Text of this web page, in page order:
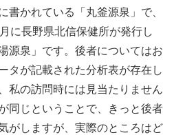
書かれている「丸釜源泉」で、
に長野県北信保健所が発行し
源泉」です。後者についてはお
タが記載された分析表が存在し
私の訪問時には見当たりません
同じということで、きっと後者
がしますが、実際のところはど